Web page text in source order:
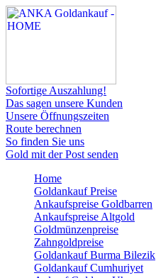
Sofortige Auszahlung!
Das sagen unsere Kunden
Unsere Öffnungszeiten
Route berechnen
So finden Sie uns
Gold mit der Post senden
Home
Goldankauf Preise
Ankaufspreise Goldbarren
Ankaufspreise Altgold
Goldmünzenpreise
Zahngoldpreise
Goldankauf Burma Bilezik
Goldankauf Cumhuriyet